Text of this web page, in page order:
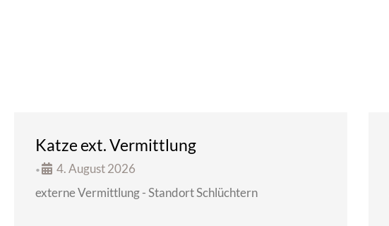
Katze ext. Vermittlung
•
4. August 2026
externe Vermittlung - Standort Schlüchtern